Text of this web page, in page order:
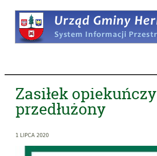
Zasiłek opiekuńczy
przedłużony
1 LIPCA 2020